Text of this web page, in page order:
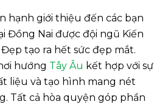
hạnh giới thiệu đến các bạn
Đồng Nai được đội ngũ Kiến
tạo ra hết sức đẹp mắt.
hướng Tây Âu kết hợp với sự
liệu và tạo hình mang nét
Tất cả hòa quyện góp phần